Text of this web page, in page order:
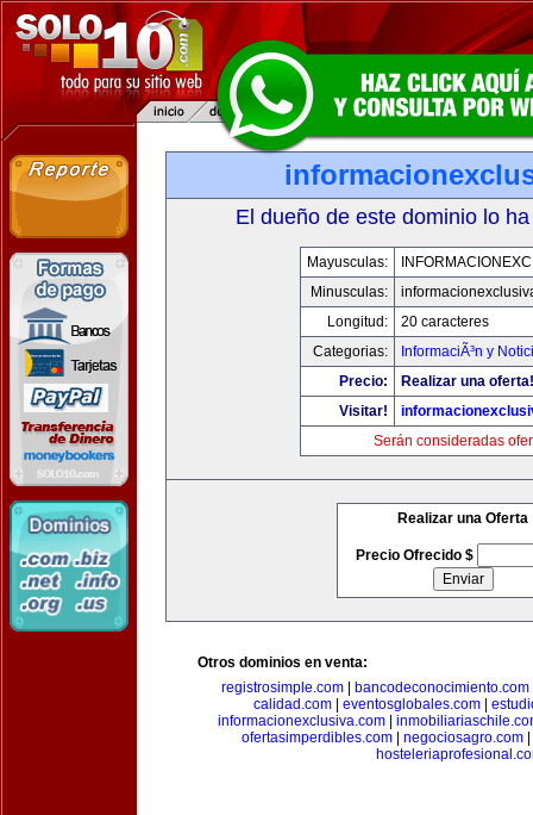
El dueño de este dominio lo
Mayusculas:
Minusculas:
Longitud:
20 caracteres
Categorias:
InformaciÃ³n y
Precio:
Realizar una oferta!
Visitar!
Serán consideradas
Realizar una Oferta
Precio Ofrecido $
Otros dominios en venta:
registrosimple.com
bancodeconocimiento.com
calidad.com
eventosglobales.com
informacionexclusiva.com|
ofertasimperdibles.com
negociosagro.com